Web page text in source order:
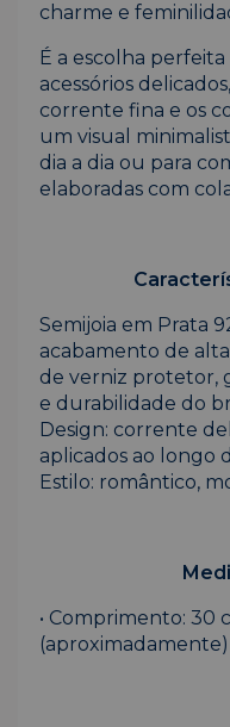
charme e
É a escolha
acessórios
corrente fina e os
um visual
dia a dia ou para
elaboradas com
Semijoia em Prata
acabamento de
de verniz protetor,
e durabilidade do
Design: corrente
aplicados ao longo
Estilo: romântico,
• Comprimento: 30
(aproximadamente)